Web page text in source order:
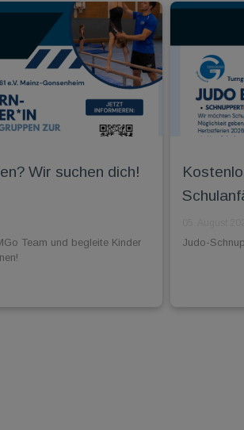
Wir suchen dich!
Team und begleite Kinder
Judo-